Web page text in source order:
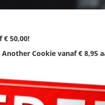
€ 50,00!
Cookie vanaf € 8,95